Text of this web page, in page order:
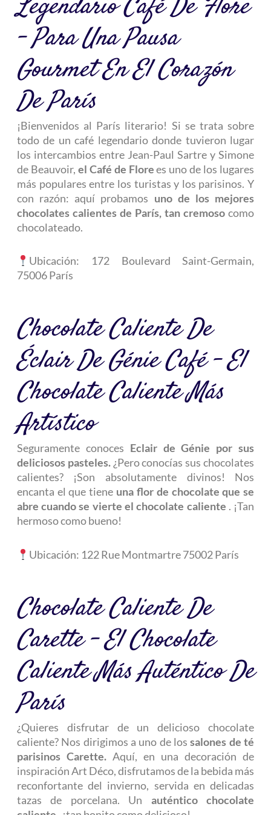
Legendario Café De Flore
– Para Una Pausa
Gourmet En El Corazón
De París
¡Bienvenidos al París literario! Si se trata sobre
todo de un café legendario donde tuvieron lugar
los intercambios entre Jean-Paul Sartre y Simone
de Beauvoir, el Café de Florees uno de los lugares
más populares entre los turistas y los parisinos. Y
con razón: aquí probamos uno de los mejores
chocolates calientes de París, tan cremoso como
chocolateado.
Ubicación: 172 Boulevard Saint-Germain,
75006 París
Chocolate Caliente De
Éclair De Génie Café – El
Chocolate Caliente Más
Artístico
Seguramente conoces Eclair de Génie por sus
deliciosos pasteles.¿Pero conocías sus chocolates
calientes? ¡Son absolutamente divinos! Nos
encanta el que tiene una flor de chocolate que se
abre cuando se vierte el chocolate caliente . ¡Tan
hermoso como bueno!
Ubicación: 122 Rue Montmartre 75002 París
Chocolate Caliente De
Carette – El Chocolate
Caliente Más Auténtico De
París
¿Quieres disfrutar de un delicioso chocolate
caliente? Nos dirigimos a uno de lossalones de té
parisinos Carette. Aquí, en una decoración de
inspiración Art Déco, disfrutamos de la bebida más
reconfortante del invierno, servida en delicadas
tazas de porcelana. Un auténtico chocolate